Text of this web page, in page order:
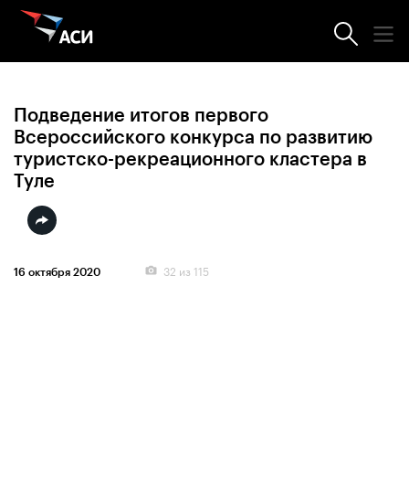
Фотогалерея
Подведение итогов первого
Всероссийского конкурса по развитию
туристско-рекреационного кластера в
Туле
16 октября 2020 32 из 115